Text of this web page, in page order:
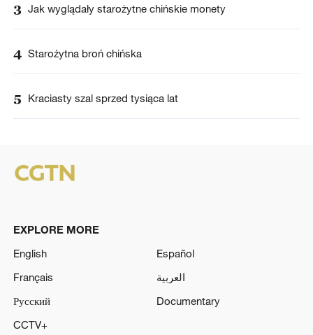
3 Jak wyglądały starożytne chińskie monety
4 Starożytna broń chińska
5 Kraciasty szal sprzed tysiąca lat
EXPLORE MORE
English
Español
Français
العربية
Русский
Documentary
CCTV+